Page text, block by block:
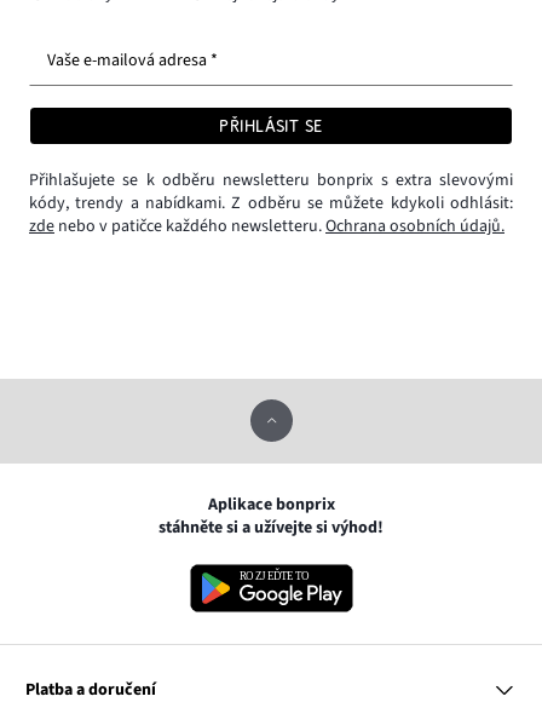
Vaše e-mailová adresa *
PŘIHLÁSIT SE
Přihlašujete se k odběru newsletteru bonprix s extra slevovými
kódy, trendy a nabídkami. Z odběru se můžete kdykoli odhlásit:
zde nebo v patičce každého newsletteru.Ochrana osobních údajů.
Aplikace bonprix
stáhněte si a užívejte si výhod!
Platba a doručení